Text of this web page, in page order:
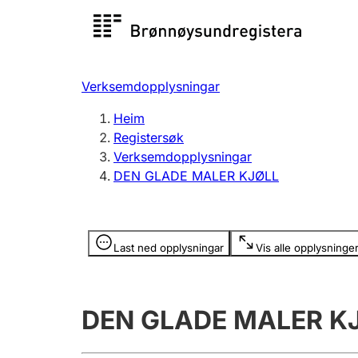
Registersøk
Registrere, endre, slette
Verksemdopplysningar
Heim
Registersøk
Verksemdopplysningar
DEN GLADE MALER KJØLL
Last ned opplysningar Vis alle opplysninger
Opplysninger er skjult
DEN GLADE MALER